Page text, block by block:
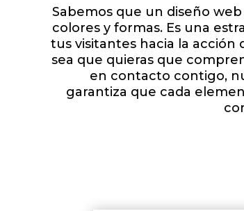
Sabemos que un diseño
colores y formas. Es una
tus visitantes hacia la acción
sea que quieras que
en contacto contigo,
garantiza que cada